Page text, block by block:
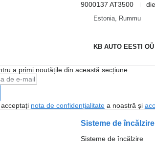
9000137 AT3500
Estonia, Rummu
KB AUTO EESTI OÜ
a primi noutățile din această secțiune
nota de confidențialitatea noastră și
Sisteme de încălzire